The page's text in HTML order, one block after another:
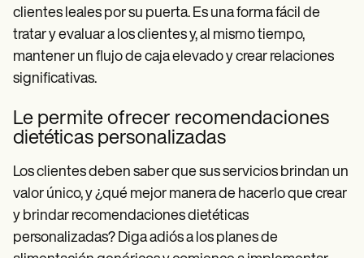
clientes leales por su puerta. Es una forma fácil de
tratar y evaluar a los clientes y, al mismo tiempo,
mantener un flujo de caja elevado y crear relaciones
significativas.
Le permite ofrecer recomendaciones
dietéticas personalizadas
Los clientes deben saber que sus servicios brindan un
valor único, y ¿qué mejor manera de hacerlo que crear
y brindar recomendaciones dietéticas
personalizadas? Diga adiós a los planes de